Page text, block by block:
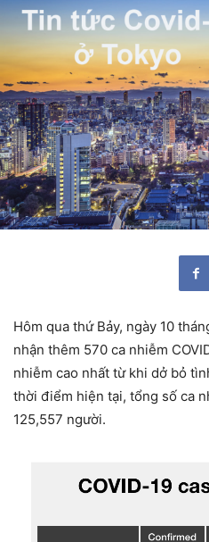
Hôm qua thứ Bảy, ngày 10
nhận thêm 570 ca nhiễm
nhiễm cao nhất từ khi dở bỏ
thời điểm hiện tại, tổng số ca
125,557 người.